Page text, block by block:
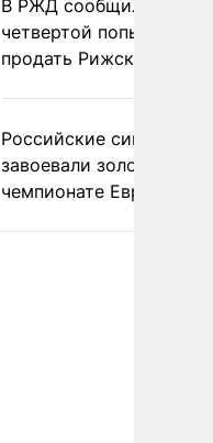
В РЖД сообщили о
четвертой попытке
продать Рижский
Российские
завоевали золото на
чемпионате Европы